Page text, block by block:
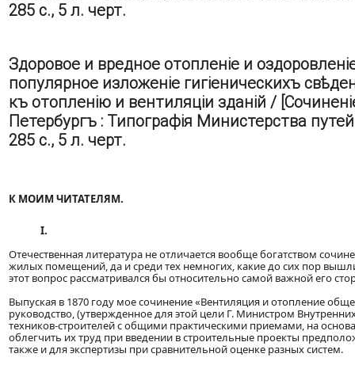
285 с., 5 л. черт.
Здоровое и вредное отопленіе и
популярное изложеніе гигіеническихъ
къ отопленію и вентиляціи зданій /
Петербургъ : Типографія Министерства
285 с., 5 л. черт.
К МОИМ ЧИТАТЕЛЯМ.
I.
Отечественная литература не отличается вообще богатством
жилых помещений, да и среди тех немногих, какие до сих пор
этот вопрос рассматривался бы относительно самой важной его
Выпуская в 1870 году мое сочинение «Вентиляция и отопление
руководство, (утвержденное для этой цели Г. Министром
техников-строителей с общими практическими приемами, на
облегчить их труд при введении в строительные проекты
также и для экспертизы при сравнительной оценке разных систем.